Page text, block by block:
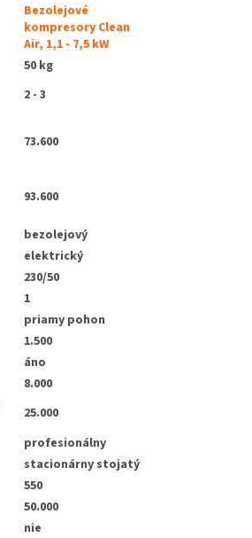
Bezolejové
kompresory Clean
Air, 1,1 - 7,5 kW
50 kg
2 - 3
73.600
93.600
bezolejový
elektrický
230/50
1
priamy pohon
1.500
áno
8.000
25.000
profesionálny
stacionárny stojatý
550
50.000
nie